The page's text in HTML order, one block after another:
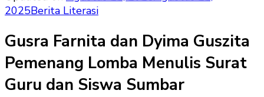
2025Berita Literasi
Gusra Farnita dan Dyima Guszita
Pemenang Lomba Menulis Surat
Guru dan Siswa Sumbar